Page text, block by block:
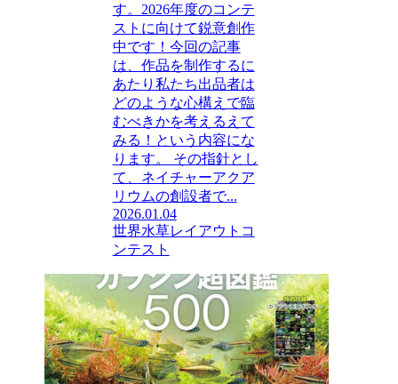
す。2026年度のコンテ
ストに向けて鋭意創作
中です！今回の記事
は、作品を制作するに
あたり私たち出品者は
どのような心構えで臨
むべきかを考えるえて
みる！という内容にな
ります。 その指針とし
て、ネイチャーアクア
リウムの創設者で...
2026.01.04
世界水草レイアウトコ
ンテスト